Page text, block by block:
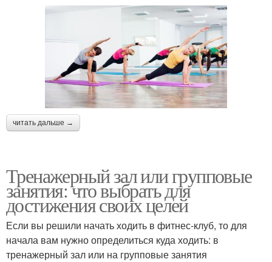
читать дальше →
Тренажерный зал или групповые
занятия: что выбрать для
достижения своих целей
Если вы решили начать ходить в фитнес-клуб, то для
начала вам нужно определиться куда ходить: в
тренажерный зал или на групповые занятия